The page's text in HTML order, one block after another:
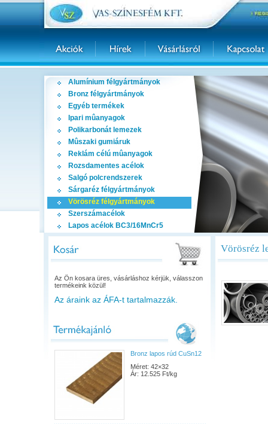
Alumínium félgyártmányok
Bronz félgyártmányok
Egyéb termékek
Ipari mûanyagok
Polikarbonát lemezek
Mûszaki gumiáruk
Reklám célú mûanyagok
Rozsdamentes acélok
Salgó polcrendszerek
Sárgaréz félgyártmányok
Vörösréz félgyártmányok
Szerszámacélok
Lapos acélok BC3/16MnCr5
Az Ön kosara üres, vásárláshoz kérjük, válasszon
termékeink közül!
Az áraink az ÁFA-t tartalmazzák.
Bronz lapos rúd CuSn12
Méret: 42×32
Ár: 12.525 Ft/kg
Vörösréz